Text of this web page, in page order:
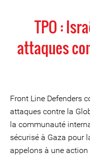
TPO :
attaques
Front Line Defenders
attaques contre la
la communauté
sécurisé à Gaza pour
appelons à une